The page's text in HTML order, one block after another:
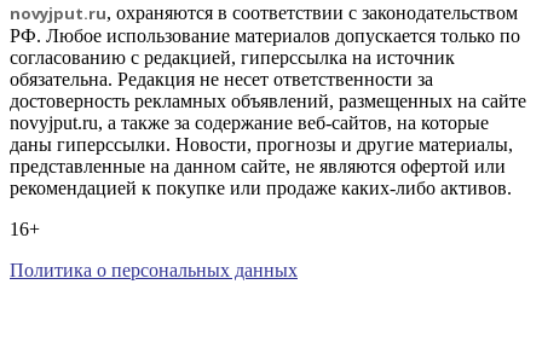
novyjput.ru, охраняются в соответствии с законодательством
РФ. Любое использование материалов допускается только по
согласованию с редакцией, гиперссылка на источник
обязательна. Редакция не несет ответственности за
достоверность рекламных объявлений, размещенных на сайте
novyjput.ru, а также за содержание веб-сайтов, на которые
даны гиперссылки. Новости, прогнозы и другие материалы,
представленные на данном сайте, не являются офертой или
рекомендацией к покупке или продаже каких-либо активов.
16+
Политика о персональных данных